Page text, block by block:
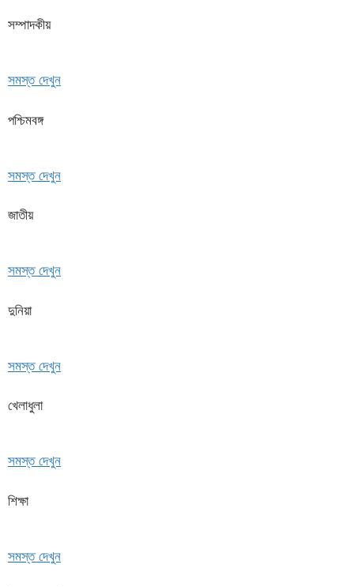
সম্পাদকীয়
সমস্ত দেখুন
পশ্চিমবঙ্গ
সমস্ত দেখুন
জাতীয়
সমস্ত দেখুন
দুনিয়া
সমস্ত দেখুন
খেলাধুলা
সমস্ত দেখুন
শিক্ষা
সমস্ত দেখুন